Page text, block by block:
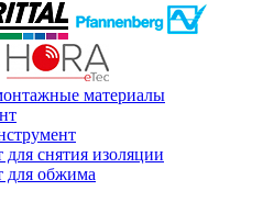
материалы
снятия изоляции
для обжима